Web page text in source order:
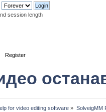
session length
Register
for video editing software » SolveigMM